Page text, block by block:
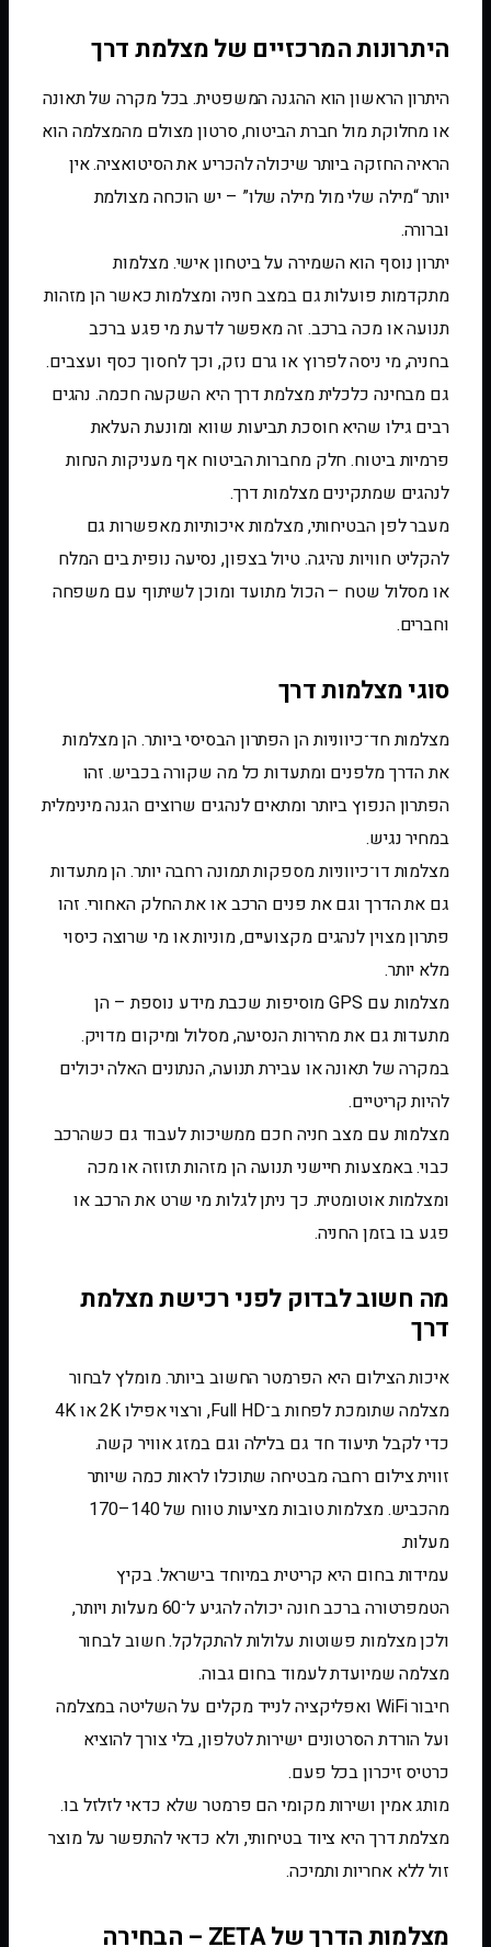
היתרונות המרכזיים של מצלמת דרך
היתרון הראשון הוא ההגנה המשפטית. בכל מקרה של תאונה
או מחלוקת מול חברת הביטוח, סרטון מצולם מהמצלמה הוא
הראיה החזקה ביותר שיכולה להכריע את הסיטואציה. אין
יותר “מילה שלי מול מילה שלו” – יש הוכחה מצולמת
וברורה.
יתרון נוסף הוא השמירה על ביטחון אישי. מצלמות
מתקדמות פועלות גם במצב חניה ומצלמות כאשר הן מזהות
תנועה או מכה ברכב. זה מאפשר לדעת מי פגע ברכב
בחניה, מי ניסה לפרוץ או גרם נזק, וכך לחסוך כסף ועצבים.
גם מבחינה כלכלית מצלמת דרך היא השקעה חכמה. נהגים
רבים גילו שהיא חוסכת תביעות שווא ומונעת העלאת
פרמיות ביטוח. חלק מחברות הביטוח אף מעניקות הנחות
לנהגים שמתקינים מצלמות דרך.
מעבר לפן הבטיחותי, מצלמות איכותיות מאפשרות גם
להקליט חוויות נהיגה. טיול בצפון, נסיעה נופית בים המלח
או מסלול שטח – הכול מתועד ומוכן לשיתוף עם משפחה
וחברים.
סוגי מצלמות דרך
מצלמות חד־כיווניות הן הפתרון הבסיסי ביותר. הן מצלמות
את הדרך מלפנים ומתעדות כל מה שקורה בכביש. זהו
הפתרון הנפוץ ביותר ומתאים לנהגים שרוצים הגנה מינימלית
במחיר נגיש.
מצלמות דו־כיווניות מספקות תמונה רחבה יותר. הן מתעדות
גם את הדרך וגם את פנים הרכב או את החלק האחורי. זהו
פתרון מצוין לנהגים מקצועיים, מוניות או מי שרוצה כיסוי
מלא יותר.
מצלמות עם GPS מוסיפות שכבת מידע נוספת – הן
מתעדות גם את מהירות הנסיעה, מסלול ומיקום מדויק.
במקרה של תאונה או עבירת תנועה, הנתונים האלה יכולים
להיות קריטיים.
מצלמות עם מצב חניה חכם ממשיכות לעבוד גם כשהרכב
כבוי. באמצעות חיישני תנועה הן מזהות תזוזה או מכה
ומצלמות אוטומטית. כך ניתן לגלות מי שרט את הרכב או
פגע בו בזמן החניה.
מה חשוב לבדוק לפני רכישת מצלמת
דרך
איכות הצילום היא הפרמטר החשוב ביותר. מומלץ לבחור
מצלמה שתומכת לפחות ב־Full HD, ורצוי אפילו 2K או 4K
כדי לקבל תיעוד חד גם בלילה וגם במזג אוויר קשה.
זווית צילום רחבה מבטיחה שתוכלו לראות כמה שיותר
מהכביש. מצלמות טובות מציעות טווח של 140–170
מעלות.
עמידות בחום היא קריטית במיוחד בישראל. בקיץ
הטמפרטורה ברכב חונה יכולה להגיע ל־60 מעלות ויותר,
ולכן מצלמות פשוטות עלולות להתקלקל. חשוב לבחור
מצלמה שמיועדת לעמוד בחום גבוה.
חיבור WiFi ואפליקציה לנייד מקלים על השליטה במצלמה
ועל הורדת הסרטונים ישירות לטלפון, בלי צורך להוציא
כרטיס זיכרון בכל פעם.
מותג אמין ושירות מקומי הם פרמטר שלא כדאי לזלזל בו.
מצלמת דרך היא ציוד בטיחותי, ולא כדאי להתפשר על מוצר
זול ללא אחריות ותמיכה.
מצלמות הדרך של ZETA – הבחירה